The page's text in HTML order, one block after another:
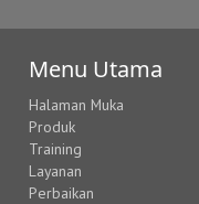
Menu Utama
Halaman Muka
Produk
Training
Layanan
Perbaikan